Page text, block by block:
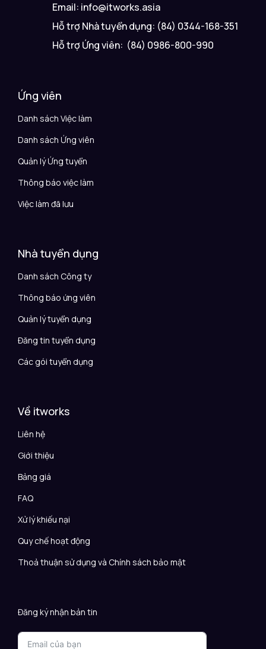
Email: info@itworks.asia
Hỗ trợ Nhà tuyển dụng: (84) 0344-168-351
Hỗ trợ Ứng viên: (84) 0986-800-990
Ứng viên
Danh sách Việc làm
Danh sách Ứng viên
Quản lý Ứng tuyển
Thông báo việc làm
Việc làm đã lưu
Nhà tuyển dụng
Danh sách Công ty
Thông báo ứng viên
Quản lý tuyển dụng
Đăng tin tuyển dụng
Các gói tuyển dụng
Về itworks
Liên hệ
Giới thiệu
Bảng giá
FAQ
Xử lý khiếu nại
Quy chế hoạt động
Thoả thuận sử dụng và Chính sách bảo mật
Đăng ký nhận bản tin